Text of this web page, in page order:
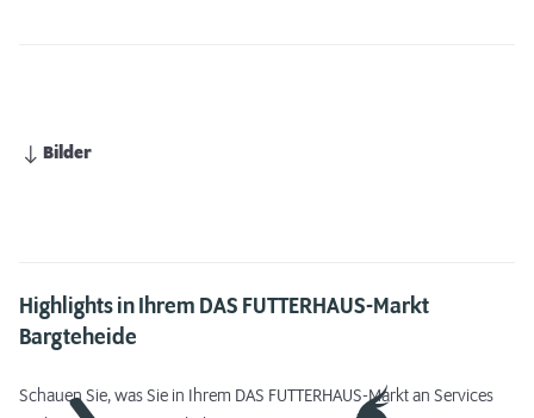
Bilder
Highlights in Ihrem DAS FUTTERHAUS-Markt
Bargteheide
Schauen Sie, was Sie in Ihrem DAS FUTTERHAUS-Markt an Services